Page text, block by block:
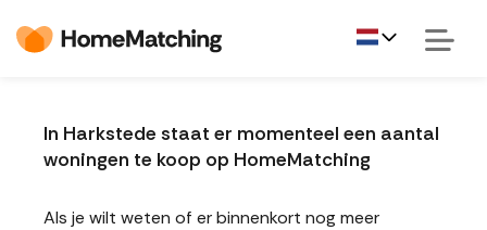
In Harkstede staat er momenteel een aantal
woningen te koop op HomeMatching
Als je wilt weten of er binnenkort nog meer